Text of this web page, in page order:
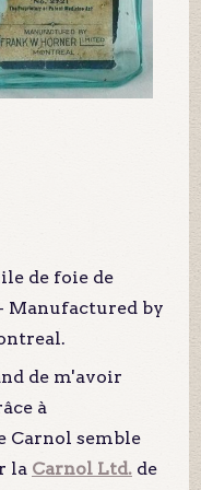
de foie de
Manufactured by
de m'avoir
à
Carnol semble
la Carnol Ltd.de